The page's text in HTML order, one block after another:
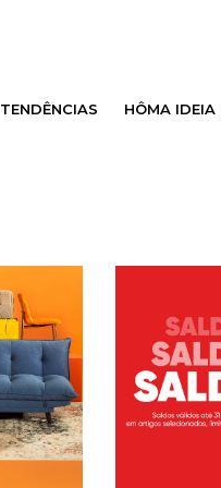
TENDÊNCIAS HÔMA IDEIA